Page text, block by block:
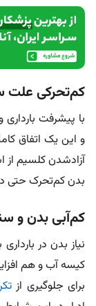
کم‌تحرکی علت
با پیشرفت
و این یک اتفاق
آزاد‌شدن کلسیم از
بدن کم‌تحرک حتی
کم‌آبی بدن و
نیاز بدن در
کیسه آب و هم
برای جلوگیری از